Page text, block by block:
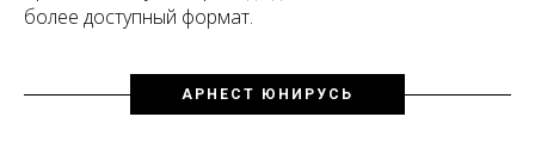
более доступный формат.
АРНЕСТ ЮНИРУСЬ